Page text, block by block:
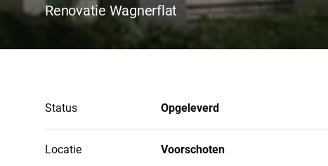
Renovatie Wagnerflat
Status Opgeleverd
Locatie Voorschoten